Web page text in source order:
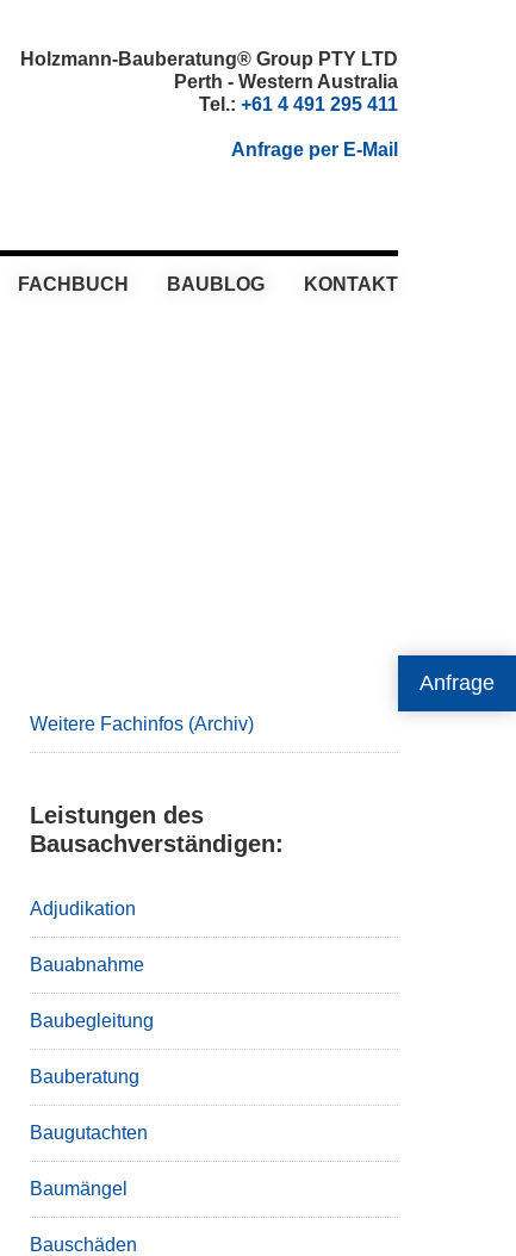
Anfrage
Holzmann-Bauberatung® Group PTY LTD
Perth - Western Australia
Tel.: +61 4 491 295 411
Anfrage per E-Mail
FACHBUCH BAUBLOG KONTAKT
Weitere Fachinfos (Archiv)
Leistungen des
Bausachverständigen:
Adjudikation
Bauabnahme
Baubegleitung
Bauberatung
Baugutachten
Baumängel
Bauschäden